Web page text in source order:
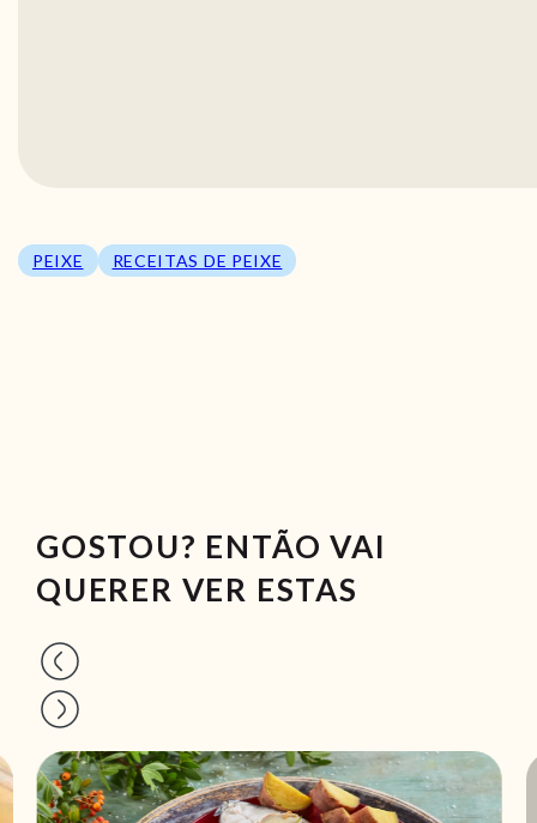
PEIXE RECEITAS DE PEIXE
GOSTOU? ENTÃO VAI
QUERER VER ESTAS